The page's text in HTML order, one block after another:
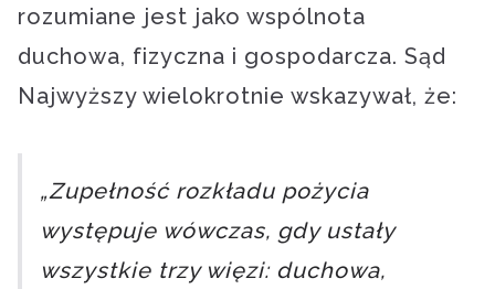
rozumiane jest jako wspólnota
duchowa, fizyczna i gospodarcza. Sąd
Najwyższy wielokrotnie wskazywał, że:
„Zupełność rozkładu pożycia
występuje wówczas, gdy ustały
wszystkie trzy więzi: duchowa,